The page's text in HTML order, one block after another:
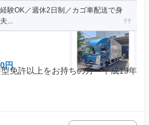
験OK／週休2日制／カゴ車配送で身
...
円
免許以上をお持ちの方 └平成19年